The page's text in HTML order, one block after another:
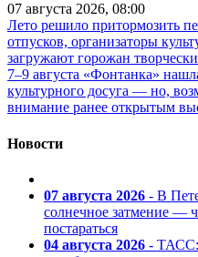
07 августа 2026, 08:00
Лето решило притормозить
отпусков, организаторы
загружают горожан
7–9 августа «Фонтанка»
культурного досуга — но,
внимание ранее открытым
Новости
07 августа 2026 - В
солнечное затмение —
постараться
04 августа 2026 - ТАСС: